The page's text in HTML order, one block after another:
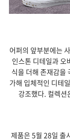
어퍼의 앞부분에는
인스톤 디테일과 오
식을 더해 존재감을
가해 입체적인 디테
강조했다. 컬렉션
제품은 5월 28일 출